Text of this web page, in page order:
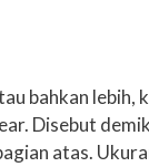
bahkan lebih,
Disebut
atas.